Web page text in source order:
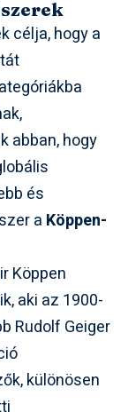
célja, hogy a
abban, hogy
és
a Köppen-
Köppen
aki az 1900-
Rudolf Geiger
különösen